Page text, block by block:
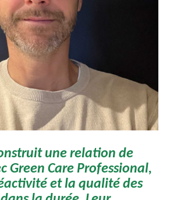
une relation de
Green Care Professional,
et la qualité des